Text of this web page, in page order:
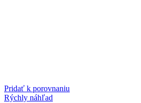
Pridať k porovnaniu
Rýchly náhľad